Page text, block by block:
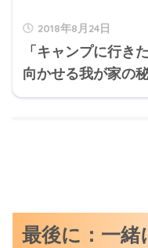
2018年8月24日
「キャンプに行き
向かせる我が家の
最後に：一